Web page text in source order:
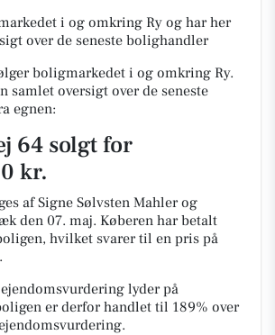
i og omkring Ry og har her
over de seneste bolighandler
boligmarkedet i og omkring Ry.
samlet oversigt over de seneste
egnen:
64 solgt for
kr.
af Signe Sølvsten Mahler og
den 07. maj. Køberen har betalt
hvilket svarer til en pris på
lyder på
er derfor handlet til 189% over